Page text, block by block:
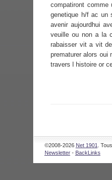
compatiront
genetique h/f ac un
avenir aujourdhui
veuille ou non a la
rabaisser vit a vit
prematurer alors oui
travers l histoire or
©2008-2026 Net 1901
.
Newsletter- BackLinks